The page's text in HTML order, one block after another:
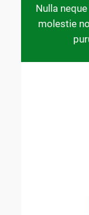
Nulla
molestie